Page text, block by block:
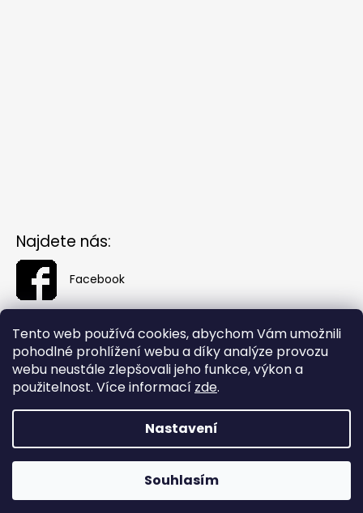
Tento web používá cookies, abychom Vám umožnili
pohodlné prohlížení webu a díky analýze provozu
webu neustále zlepšovali jeho funkce, výkon a
použitelnost. Více informací zde.
Nastavení
Souhlasím
Najdete nás:
Facebook
Fashionin.cz. Všechna práva vyhrazena.